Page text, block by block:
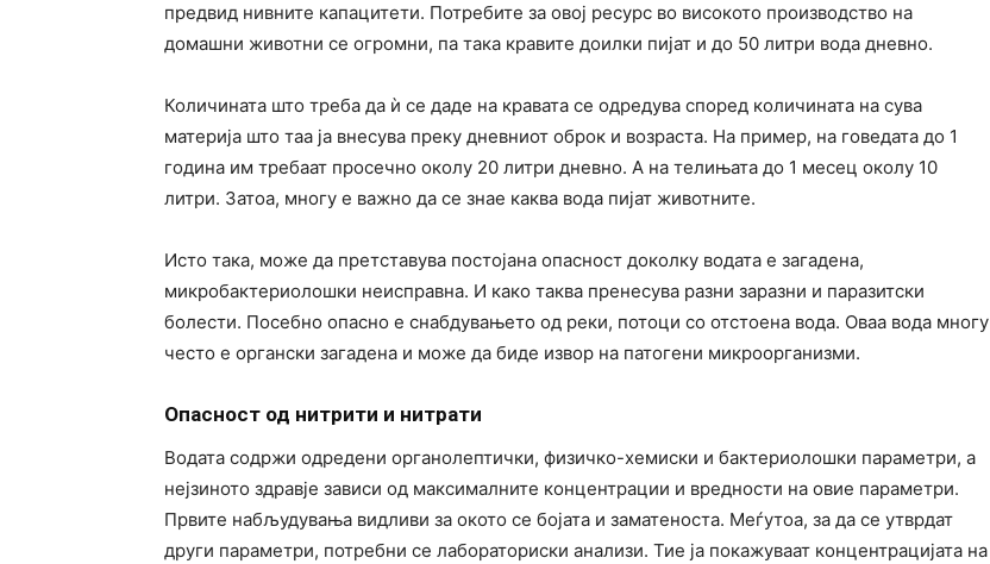
предвид нивните капацитети. Потребите за овој ресурс во високото производство на
домашни животни се огромни, па така кравите доилки пијат и до 50 литри вода дневно.
Количината што треба да ѝ се даде на кравата се одредува според количината на сува
материја што таа ја внесува преку дневниот оброк и возраста. На пример, на говедата до 1
година им требаат просечно околу 20 литри дневно. А на телињата до 1 месец околу 10
литри. Затоа, многу е важно да се знае каква вода пијат животните.
Исто така, може да претставува постојана опасност доколку водата е загадена,
микробактериолошки неисправна. И како таква пренесува разни заразни и паразитски
болести. Посебно опасно е снабдувањето од реки, потоци со отстоена вода. Оваа вода многу
често е органски загадена и може да биде извор на патогени микроорганизми.
Опасност од нитрити и нитрати
Водата содржи одредени органолептички, физичко-хемиски и бактериолошки параметри, а
нејзиното здравје зависи од максималните концентрации и вредности на овие параметри.
Првите набљудувања видливи за окото се бојата и заматеноста. Меѓутоа, за да се утврдат
други параметри, потребни се лабораториски анализи. Тие ја покажуваат концентрацијата на